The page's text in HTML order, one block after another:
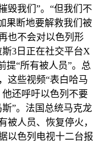
毁我们”。“但我们不
果断地要解救我们被
也不会对以色列形
3日正在社交平台X
提“所有被人员”。总
这些视频“表白哈马
还呼吁以色列不要
”。法国总统马克龙
被人员、恢复停火，
以色列电视十二台报